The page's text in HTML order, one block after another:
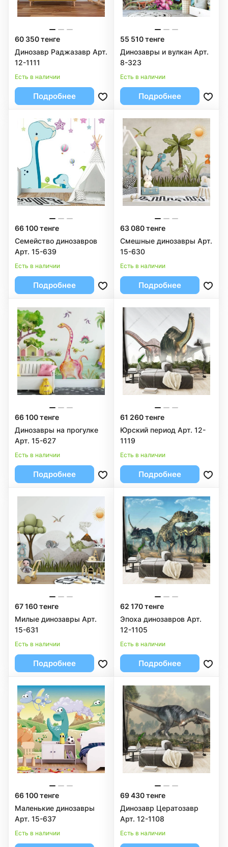
60 350 тенге
Динозавр Раджазавр Арт.
12-1111
Есть в наличии
Подробнее
55 510 тенге
Динозавры и вулкан Арт.
8-323
Есть в наличии
Подробнее
66 100 тенге
Семейство динозавров
Арт. 15-639
Есть в наличии
Подробнее
63 080 тенге
Смешные динозавры Арт.
15-630
Есть в наличии
Подробнее
66 100 тенге
Динозавры на прогулке
Арт. 15-627
Есть в наличии
Подробнее
61 260 тенге
Юрский период Арт. 12-
1119
Есть в наличии
Подробнее
67 160 тенге
Милые динозавры Арт.
15-631
Есть в наличии
Подробнее
62 170 тенге
Эпоха динозавров Арт.
12-1105
Есть в наличии
Подробнее
66 100 тенге
Маленькие динозавры
Арт. 15-637
Есть в наличии
69 430 тенге
Динозавр Цератозавр
Арт. 12-1108
Есть в наличии